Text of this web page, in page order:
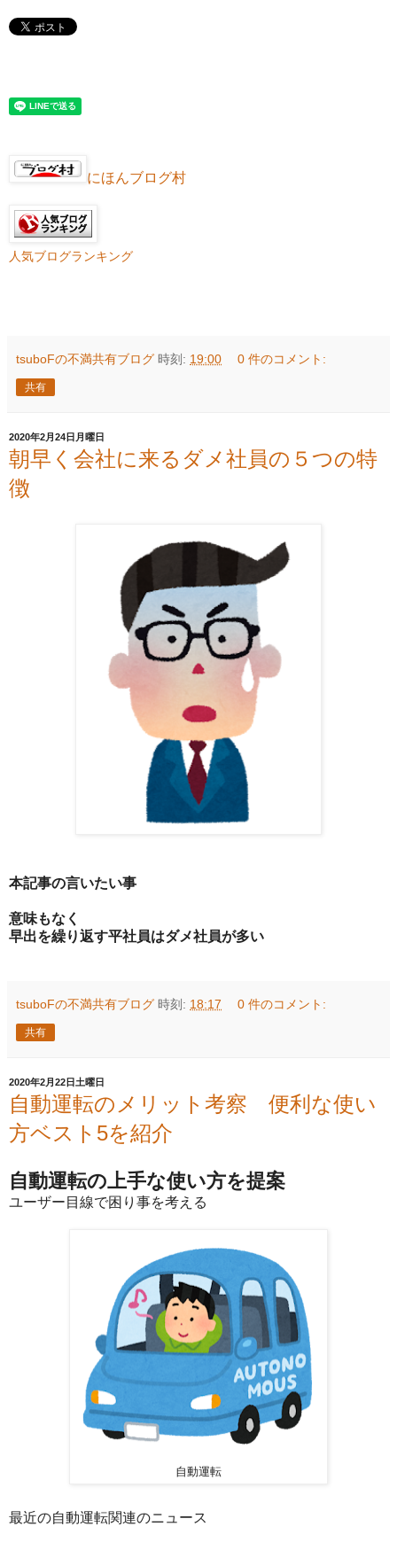
にほんブログ村
人気ブログランキング
tsuboFの不満共有ブログ 時刻: 19:00 0 件のコメント:
共有
2020年2月24日月曜日
朝早く会社に来るダメ社員の５つの特
徴
本記事の言いたい事
意味もなく
早出を繰り返す平社員はダメ社員が多い
tsuboFの不満共有ブログ 時刻: 18:17 0 件のコメント:
共有
2020年2月22日土曜日
自動運転のメリット考察 便利な使い
方ベスト5を紹介
自動運転の上手な使い方を提案
ユーザー目線で困り事を考える
自動運転
最近の自動運転関連のニュース